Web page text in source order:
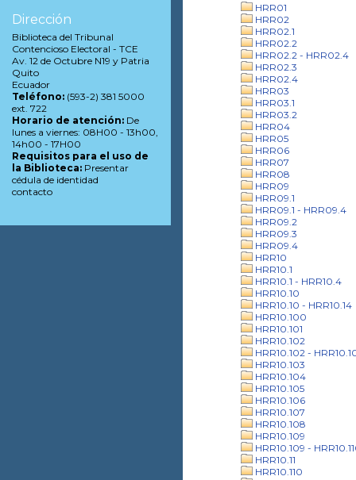
HRR01
HRR02
HRR02.1
HRR02.2
HRR02.2 - HRR02.4
HRR02.3
HRR02.4
HRR03
HRR03.1
HRR03.2
HRR04
HRR05
HRR06
HRR07
HRR08
HRR09
HRR09.1
HRR09.1 - HRR09.4
HRR09.2
HRR09.3
HRR09.4
HRR10
HRR10.1
HRR10.1 - HRR10.4
HRR10.10
HRR10.10 - HRR10.14
HRR10.100
HRR10.101
HRR10.102
HRR10.102 -
HRR10.103
HRR10.104
HRR10.105
HRR10.106
HRR10.107
HRR10.108
HRR10.109
HRR10.109 -
HRR10.11
HRR10.110
Dirección
Biblioteca del Tribunal
Contencioso Electoral - TCE
Av. 12 de Octubre N19 y Patria
Quito
Ecuador
Teléfono: (593-2) 381 5000
ext. 722
Horario de atención: De
lunes a viernes: 08H00 - 13h00,
14h00 - 17H00
Requisitos para el uso de
la Biblioteca: Presentar
cédula de identidad
contacto